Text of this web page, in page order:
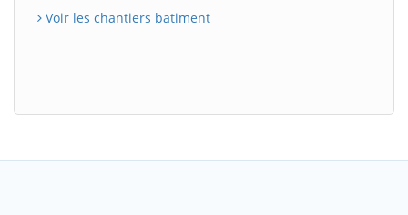
Voir les chantiers batiment